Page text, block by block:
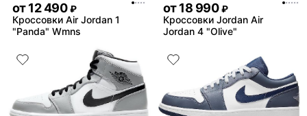
от12 490 ₽
Кроссовки Air Jordan 1
"Panda" Wmns
от18 990 ₽
Кроссовки Jordan Air
Jordan 4 "Olive"